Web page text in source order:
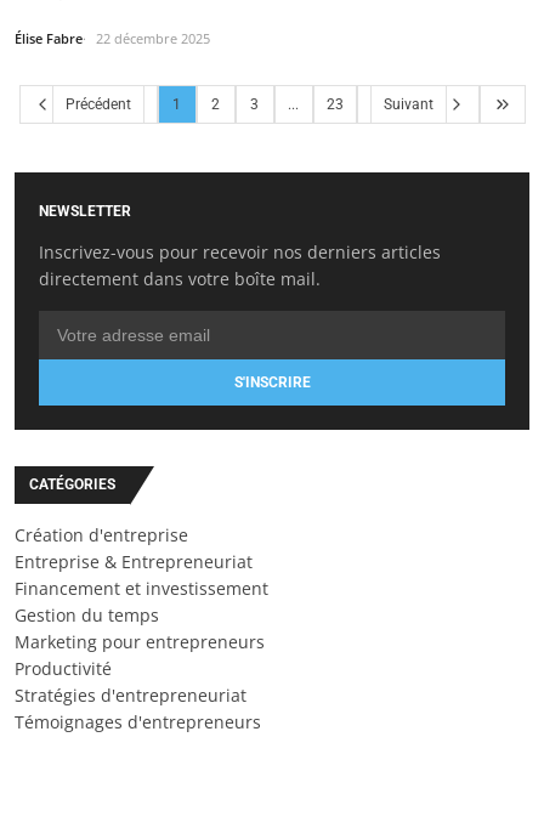
Élise Fabre 22 décembre 2025
Précédent 1 2 3 ... 23 Suivant
NEWSLETTER
Inscrivez-vous pour recevoir nos derniers articles
directement dans votre boîte mail.
S'INSCRIRE
CATÉGORIES
Création d'entreprise
Entreprise & Entrepreneuriat
Financement et investissement
Gestion du temps
Marketing pour entrepreneurs
Productivité
Stratégies d'entrepreneuriat
Témoignages d'entrepreneurs